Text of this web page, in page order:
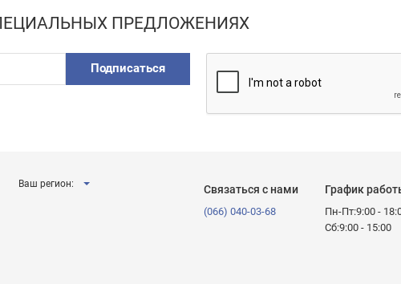
ПРЕДЛОЖЕНИЯХ
Подписаться
Ваш регион: Связаться с нами
(066) 040-03-68
График
Пн-Пт:9:00 -
Сб:9:00 - 15:00